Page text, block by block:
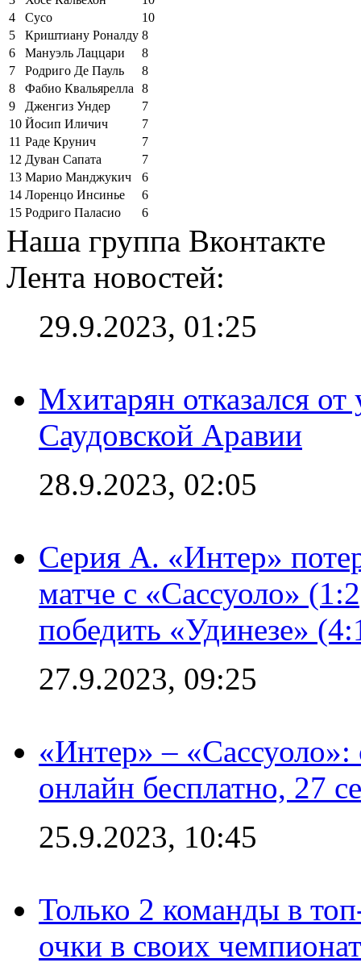
4
Сусо
10
5
Криштиану Роналду 8
6
Мануэль Лаццари
8
7
Родриго Де Пауль
8
8
Фабио Квальярелла
8
9
Дженгиз Ундер
7
10 Йосип Иличич
7
11 Раде Крунич
7
12 Дуван Сапата
7
13 Марио Манджукич
6
14 Лоренцо Инсинье
6
15 Родриго Паласио 6
Наша группа Вконтакте
Лента новостей:
29.9.2023, 01:25
Мхитарян отказался от
Саудовской Аравии
28.9.2023, 02:05
Серия А. «Интер»
матче с «Сассуоло»
победить «Удинезе»
27.9.2023, 09:25
«Интер» –
онлайн бесплатно, 27
25.9.2023, 10:45
Только 2 команды в
очки в своих